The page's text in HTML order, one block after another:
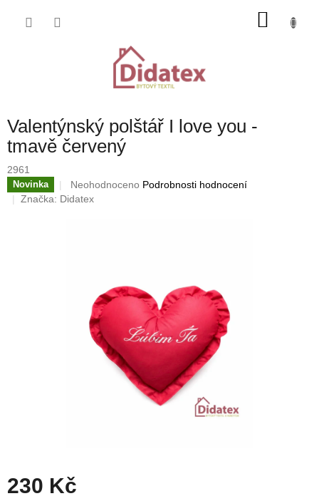
Valentýnský polštář I love you -
tmavě červený
2961
Novinka
Průměrné
hodnocení
Neohodnoceno Podrobnosti hodnocení
Značka: Didatex
230 Kč